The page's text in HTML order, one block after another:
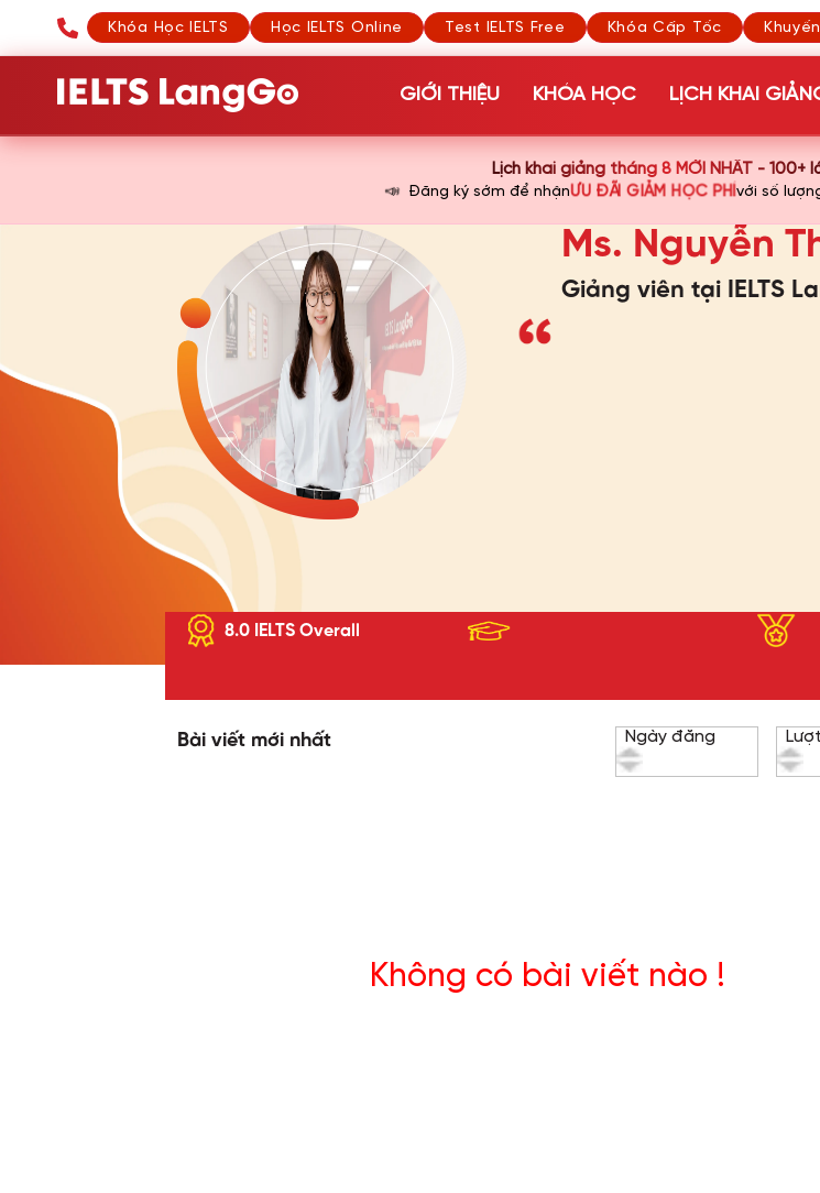
Khóa Học IELTS Học IELTS Online Test IELTS Free Khóa Cấp Tốc
GIỚI THIỆU KHÓA HỌC LỊCH KHAI
Lịch khai giảng tháng 8 MỚI NHẤT - 100+
📣 Đăng ký sớm để nhậnƯU ĐÃI GIẢM HỌC PHÍ với số
Ms. Nguyễn
Giảng viên tại IELTS
8.0 IELTS Overall
Bài viết mới nhất Ngày đăng
Không có bài viết nào !